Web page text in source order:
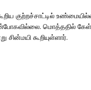
குற்றச்சாட்டில்
மொத்ததில்
சின்மயி கூறியுள்ளார்.